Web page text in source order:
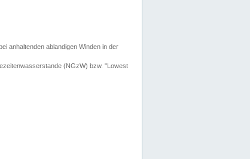
anhaltenden ablandigen Winden in der
(NGzW) bzw. "Lowest